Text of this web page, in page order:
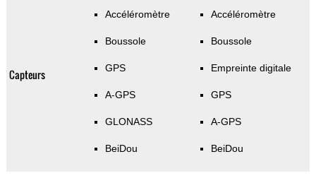
Capteurs
Accéléromètre
Boussole
GPS
A-GPS
GLONASS
BeiDou
Accéléromètre
Boussole
Empreinte digitale
GPS
A-GPS
BeiDou